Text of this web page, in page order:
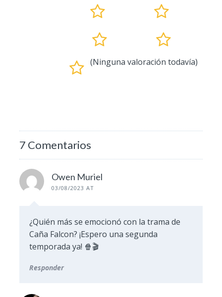
(Ninguna valoración todavía)
7 Comentarios
Owen Muriel
03/08/2023 AT
¿Quién más se emocionó con la trama de
Caña Falcon? ¡Espero una segunda
temporada ya! 🍿🎬
Responder